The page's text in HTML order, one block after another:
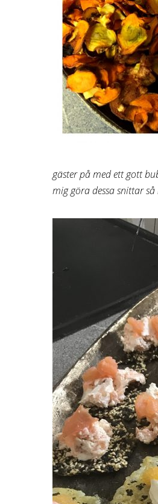
gäster på med ett gott
mig göra dessa snittar